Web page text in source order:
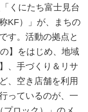
くにたち富士見台
KF）」が、まちの
す。活動の拠点と
】をはじめ、地域
、手づくり＆リサ
、空き店舗を利用
っているのが、一